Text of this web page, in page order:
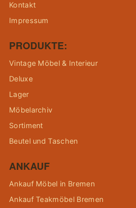
Kontakt
Impressum
PRODUKTE:
Vintage Möbel & Interieur
Deluxe
Lager
Möbelarchiv
Sortiment
Beutel und Taschen
ANKAUF
Ankauf Möbel in Bremen
Ankauf Teakmöbel Bremen